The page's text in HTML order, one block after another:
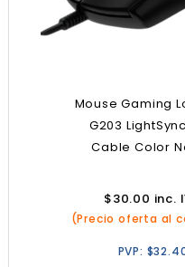
Mouse Gaming
G203
Cable Color
$30.00 inc.
(Precio oferta al
PVP: $